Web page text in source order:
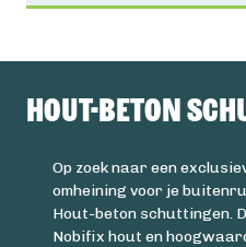
Hout-beton
Op zoek naar een
omheining voor je
Hout-beton schuttingen.
Nobifix hout en